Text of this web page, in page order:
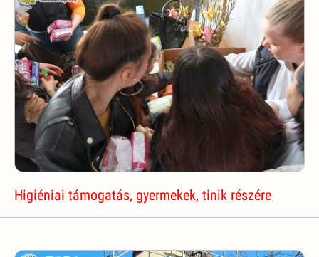
Higiéniai támogatás, gyermekek, tinik részére